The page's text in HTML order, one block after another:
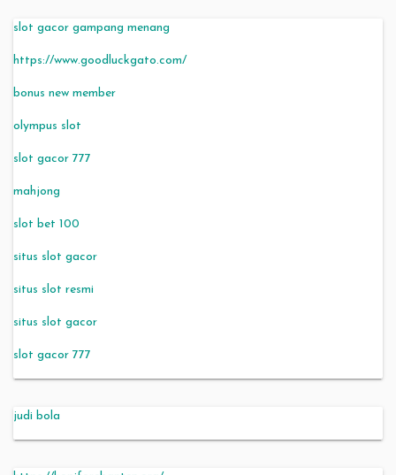
slot gacor gampang menang
https://www.goodluckgato.com/
bonus new member
olympus slot
slot gacor 777
mahjong
slot bet 100
situs slot gacor
situs slot resmi
situs slot gacor
slot gacor 777
judi bola